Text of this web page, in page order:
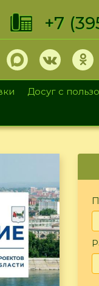
+7
Досуг с